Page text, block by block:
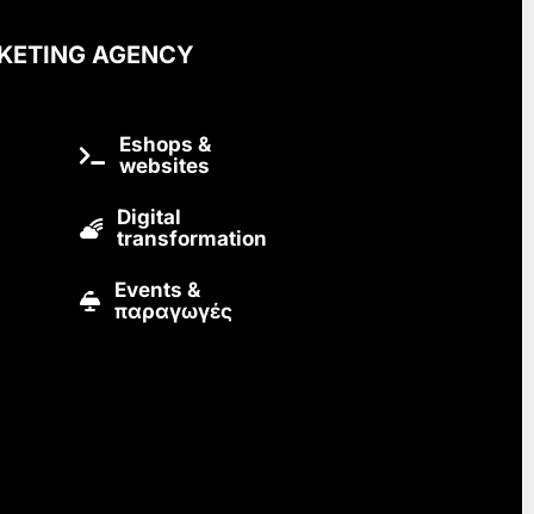
AGENCY
Eshops &
websites
Digital
transformation
Εvents &
παραγωγές